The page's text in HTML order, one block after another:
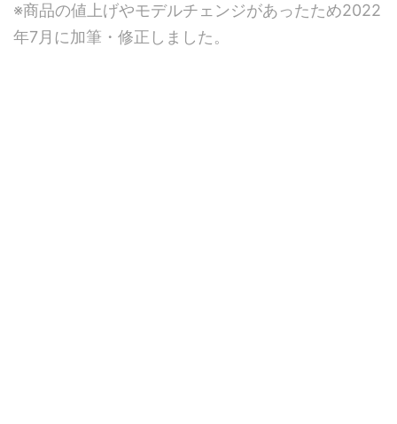
※商品の値上げやモデルチェンジがあったため2022
年7月に加筆・修正しました。